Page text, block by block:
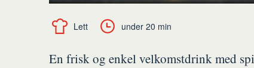
Lett under 20 min
En frisk og enkel velkomstdrink med